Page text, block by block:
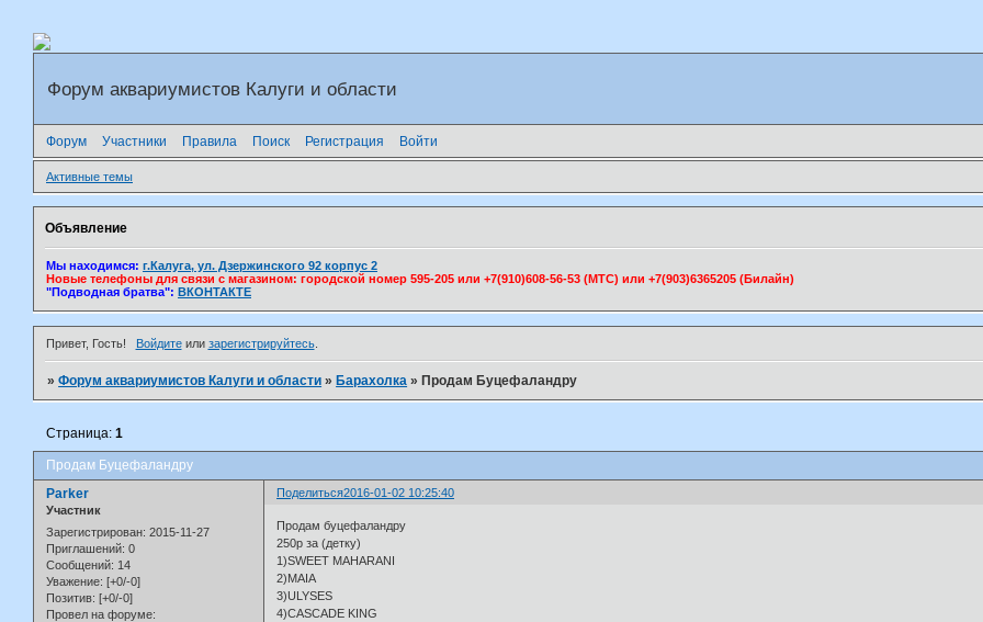
Форум аквариумистов Калуги и области
Форум Участники Правила Поиск Регистрация Войти
Активные темы
Объявление
Мы находимся: г.Калуга, ул. Дзержинского 92 корпус 2
Новые телефоны для связи с магазином: городской номер 595-205 или +7(910)608-56-53 (МТС) или +7(903)6365205 (Билайн)
"Подводная братва": ВКОНТАКТЕ
Привет, Гость! Войдитеили зарегистрируйтесь.
»Форум аквариумистов Калуги и области » Барахолка » Продам Буцефаландру
Продам Буцефаландру
Страница:1
Поделиться2016-01-02 10:25:40
Parker
Участник
Зарегистрирован: 2015-11-27
Приглашений: 0
Сообщений: 14
Уважение: [+0/-0]
Позитив: [+0/-0]
Провел на форуме:
Продам буцефаландру
250р за (детку)
1)SWEET MAHARANI
2)MAIA
3)ULYSES
4)CASCADE KING